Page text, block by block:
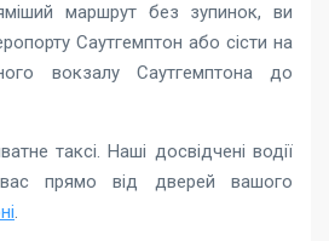
маршрут без зупинок, ви
Саутгемптон або сісти на
вокзалу Саутгемптона до
таксі. Наші досвідчені водії
прямо від дверей вашого
.